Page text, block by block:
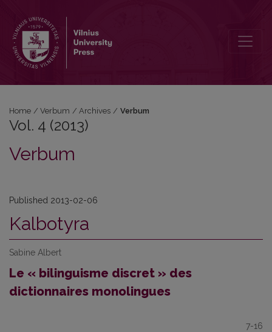
Home / Verbum / Archives / Verbum
Vol. 4 (2013)
Verbum
Published 2013-02-06
Kalbotyra
Sabine Albert
Le « bilinguisme discret » des
dictionnaires monolingues
7-16